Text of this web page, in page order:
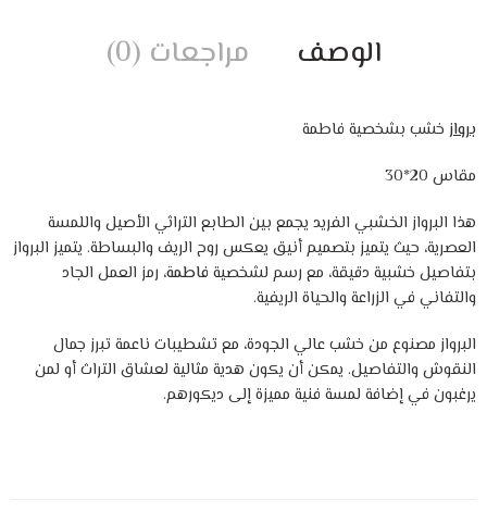
الوصف مراجعات (0)
برواز خشب بشخصية فاطمة
مقاس 20*30
هذا البرواز الخشبي الفريد يجمع بين الطابع التراثي الأصيل واللمسة
العصرية، حيث يتميز بتصميم أنيق يعكس روح الريف والبساطة. يتميز البرواز
بتفاصيل خشبية دقيقة، مع رسم لشخصيةفاطمة، رمز العمل الجاد
والتفاني في الزراعة والحياة الريفية.
البرواز مصنوع من خشب عالي الجودة، مع تشطيبات ناعمة تبرز جمال
النقوش والتفاصيل. يمكن أن يكون هدية مثالية لعشاق التراث أو لمن
يرغبون في إضافة لمسة فنية مميزة إلى ديكورهم.